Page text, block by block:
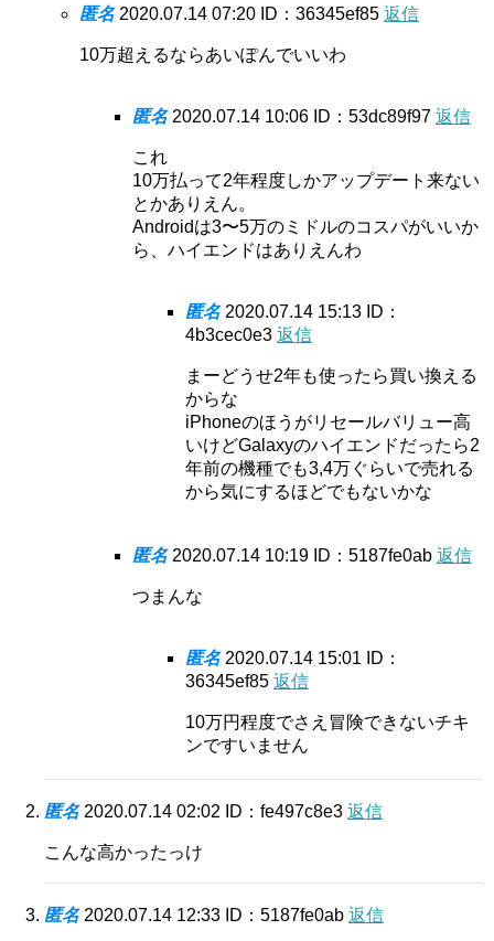
匿名 2020.07.14 07:20 ID：36345ef85 返信
10万超えるならあいぽんでいいわ
匿名 2020.07.14 10:06 ID：53dc89f97 返信
これ
10万払って2年程度しかアップデート来ない
とかありえん。
Androidは3〜5万のミドルのコスパがいいか
ら、ハイエンドはありえんわ
匿名 2020.07.14 15:13 ID：
4b3cec0e3 返信
まーどうせ2年も使ったら買い換える
からな
iPhoneのほうがリセールバリュー高
いけどGalaxyのハイエンドだったら2
年前の機種でも3,4万ぐらいで売れる
から気にするほどでもないかな
匿名 2020.07.14 10:19 ID：5187fe0ab 返信
つまんな
匿名 2020.07.14 15:01
ID：
36345ef85 返信
10万円程度でさえ冒険できないチキ
ンですいません
匿名 2020.07.14 02:02 ID：fe497c8e3 返信
こんな高かったっけ
匿名 2020.07.14 12:33 ID：5187fe0ab 返信